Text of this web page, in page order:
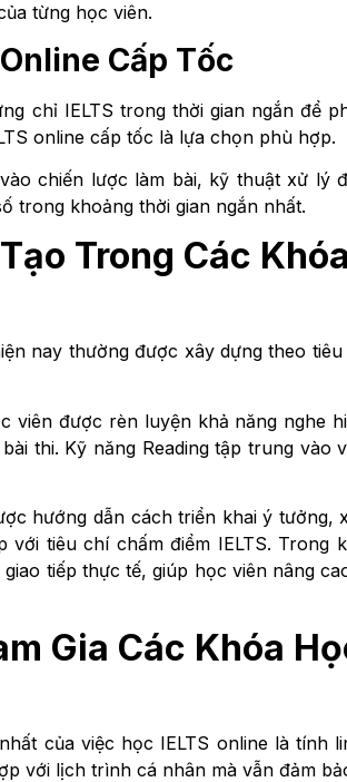
từng học viên.
Cấp Tốc
chỉ IELTS trong thời gian ngắn để
online cấp tốc là lựa chọn phù hợp.
chiến lược làm bài, kỹ thuật xử lý
trong khoảng thời gian ngắn nhất.
Trong Các
nay thường được xây dựng theo
viên được rèn luyện khả năng nghe
thi. Kỹ năng Reading tập trung
hướng dẫn cách triển khai ý tưởng,
tiêu chí chấm điểm IELTS. Trong
tiếp thực tế, giúp học viên nâng
Gia Các Khóa
của việc học IELTS online là tính
với lịch trình cá nhân mà vẫn đảm